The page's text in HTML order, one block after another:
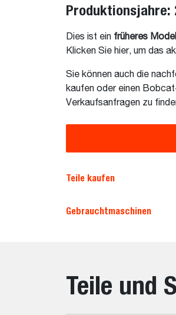
Produktionsjahre:
Dies ist ein früheres Modell
Klicken Sie hier, um das
Sie können auch die
kaufen oder einen
Verkaufsanfragen zu
Teile kaufen
Gebrauchtmaschinen
Teile und